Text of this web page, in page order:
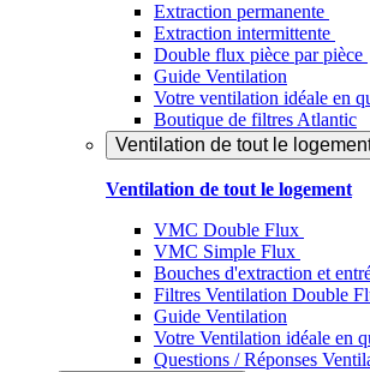
Extraction permanente
Extraction intermittente
Double flux pièce par pièce
Guide Ventilation
Votre ventilation idéale en
Boutique de filtres Atlantic
Ventilation de tout le
Ventilation de tout le logement
VMC Double Flux
VMC Simple Flux
Bouches d'extraction et
Filtres Ventilation Double
Guide Ventilation
Votre Ventilation idéale en
Questions / Réponses